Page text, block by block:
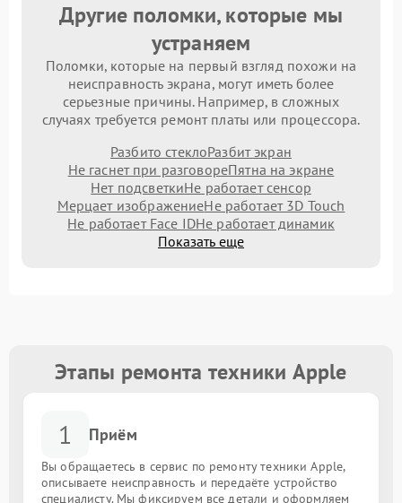
Другие поломки, которые мы
устраняем
Поломки, которые на первый взгляд похожи на
неисправность экрана, могут иметь более
серьезные причины. Например, в сложных
случаях требуется ремонт платы или процессора.
Разбито стеклоРазбит экран
Не гаснет при разговореПятна на экране
Нет подсветкиНе работает сенсор
Мерцает изображениеНе работает 3D Touch
Не работает Face IDНе работает динамик
Показать еще
Этапы ремонта техники Apple
1 Приём
Вы обращаетесь в сервис по ремонту техники Apple,
описываете неисправность и передаёте устройство
специалисту. Мы фиксируем все детали и оформляем